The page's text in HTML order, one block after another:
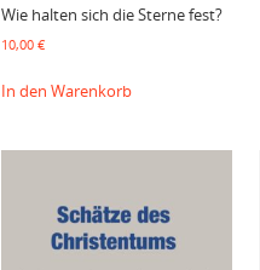
Wie halten sich die Sterne fest?
10,00€
In den Warenkorb